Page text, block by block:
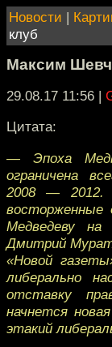
Новости |
клуб
Максим
29.08.17 11:56 |
Цитата:
— Эпоха
ограничена
2008 — 2012.
восторженные
Медведеву
Дмитрий
«Новой
либерально
отставку
начнется
этакий